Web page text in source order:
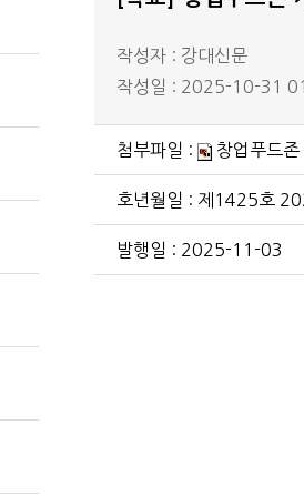
작성자 : 강대신문
작성일 : 2025-10-31
첨부파일 : 창업푸드
호년월일 : 제1425호
발행일 : 2025-11-03